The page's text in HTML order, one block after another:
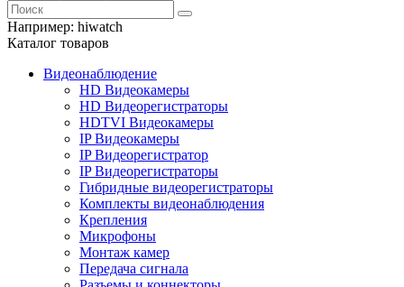
Например: hiwatch
Каталог товаров
Видеонаблюдение
HD Видеокамеры
HD Видеорегистраторы
HDTVI Видеокамеры
IP Видеокамеры
IP Видеорегистратор
IP Видеорегистраторы
Гибридные видеорегистраторы
Комплекты видеонаблюдения
Крепления
Микрофоны
Монтаж камер
Передача сигнала